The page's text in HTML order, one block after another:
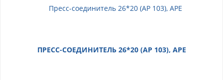
ПРЕСС-СОЕДИНИТЕЛЬ 26*20 (АР 103), АРЕ